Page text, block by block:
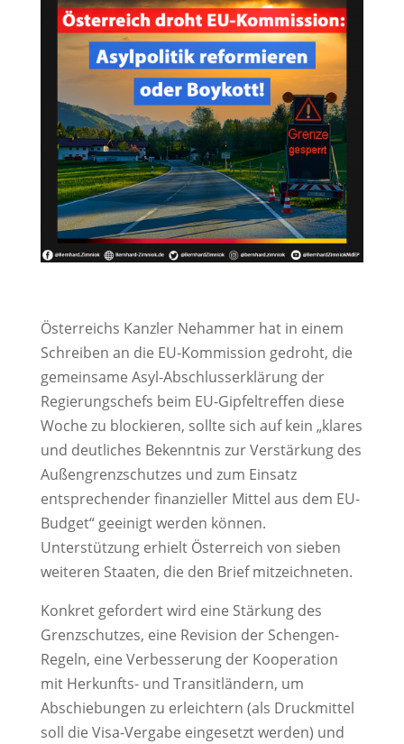
Österreichs Kanzler Nehammer hat in einem
Schreiben an die EU-Kommission gedroht, die
gemeinsame Asyl-Abschlusserklärung der
Regierungschefs beim EU-Gipfeltreffen diese
Woche zu blockieren, sollte sich auf kein „klares
und deutliches Bekenntnis zur Verstärkung des
Außengrenzschutzes und zum Einsatz
entsprechender finanzieller Mittel aus dem EU-
Budget“ geeinigt werden können.
Unterstützung erhielt Österreich von sieben
weiteren Staaten, die den Brief mitzeichneten.
Konkret gefordert wird eine Stärkung des
Grenzschutzes, eine Revision der Schengen-
Regeln, eine Verbesserung der Kooperation
mit Herkunfts- und Transitländern, um
Abschiebungen zu erleichtern (als Druckmittel
soll die Visa-Vergabe eingesetzt werden) und